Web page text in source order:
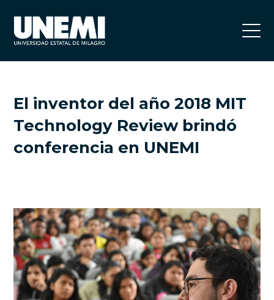
El inventor del año 2018 MIT
Technology Review brindó
conferencia en UNEMI